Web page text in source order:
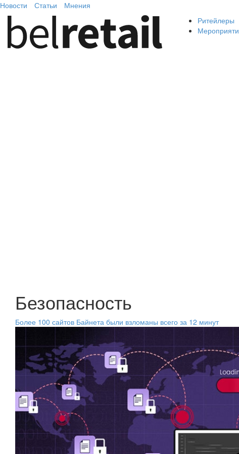
Новости Статьи Мнения
Ритейлеры
Безопасность
Более 100 сайтов Байнета были взломаны всего за 12 минут